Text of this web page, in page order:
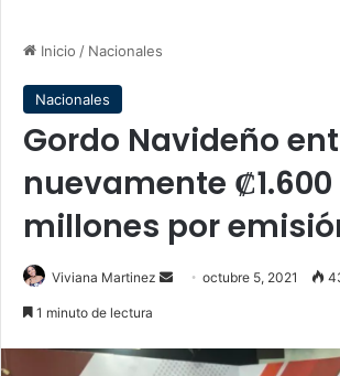
Inicio / Nacionales
Nacionales
Gordo Navideño
nuevamente ₡1.600
millones por
Viviana Martinez
Sendoctubre 5, 2021
1 minuto de lectura